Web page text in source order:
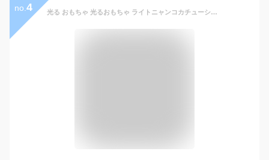
no. 4 光る おもちゃ 光るおもちゃ ライトニャンコカチューシャ （ 12個 ）{ 光る 光るおもちゃ 光り物 光る景品 お祭り 縁日 子供会 イベント 景品 夏祭り }